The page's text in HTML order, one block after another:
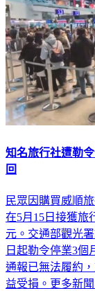
知名旅行社遭勒
回
民眾因購買威順
在5月15日接獲旅
元。交通部觀光
日起勒令停業3個
通報已無法履約
益受損。更多新聞